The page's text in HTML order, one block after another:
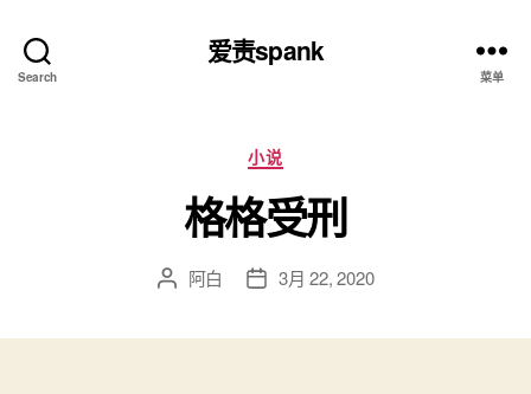
Search
爱责spank
菜单
分
类
小说
格格受刑
文 阿白
发 3月 22, 2020